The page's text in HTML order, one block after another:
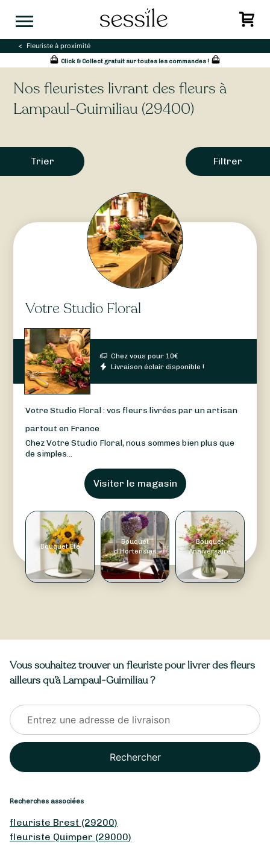
Fleuriste à proximité
Click & Collect gratuit sur toutes les commandes !
Nos fleuristes livrant des fleurs à
Lampaul-Guimiliau (29400)
Trier Filtrer
Votre Studio Floral
Chez vous pour10€
Livraison éclair disponible !
Votre Studio Floral : vos fleurs livrées par un artisan
partout en France
Chez Votre Studio Floral, nous sommes bien plus que
de simples...
Visiter le magasin
Bouquet Été
Bouquet
d'Hortensias
Bouquet
Anniversaire
Vous souhaitez trouver un fleuriste pour livrer des fleurs
ailleurs qu’à Lampaul-Guimiliau ?
Rechercher
Recherches associées
fleuriste Brest (29200)
fleuriste Quimper (29000)